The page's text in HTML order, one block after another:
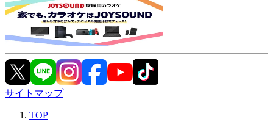
サイトマップ
TOP